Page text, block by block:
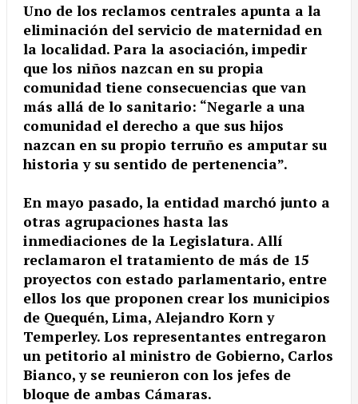
Uno de los reclamos centrales apunta a la
eliminación del servicio de maternidad en
la localidad. Para la asociación, impedir
que los niños nazcan en su propia
comunidad tiene consecuencias que van
más allá de lo sanitario: “Negarle a una
comunidad el derecho a que sus hijos
nazcan en su propio terruño es amputar su
historia y su sentido de pertenencia”.
En mayo pasado, la entidad marchó junto a
otras agrupaciones hasta las
inmediaciones de la Legislatura. Allí
reclamaron el tratamiento de más de 15
proyectos con estado parlamentario, entre
ellos los que proponen crear los municipios
de Quequén, Lima, Alejandro Korn y
Temperley. Los representantes entregaron
un petitorio al ministro de Gobierno, Carlos
Bianco, y se reunieron con los jefes de
bloque de ambas Cámaras.